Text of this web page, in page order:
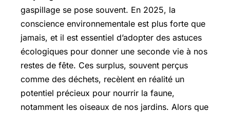
gaspillage se pose souvent. En 2025, la
conscience environnementale est plus forte que
jamais, et il est essentiel d’adopter des astuces
écologiques pour donner une seconde vie à nos
restes de fête. Ces surplus, souvent perçus
comme des déchets, recèlent en réalité un
potentiel précieux pour nourrir la faune,
notamment les oiseaux de nos jardins. Alors que